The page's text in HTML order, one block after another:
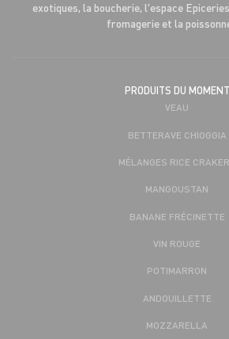
exotiques, la boucherie, l'espace
fromagerie et la
PRODUITS DU MOMENT
VEAU
BETTERAVE CHIOGGIA
MÉLANGES RICE
MANGOUSTAN
BANANE FRÉCINETTE
VIN ROUGE
POTIMARRON
ANDOUILLETTE
MOZZARELLA